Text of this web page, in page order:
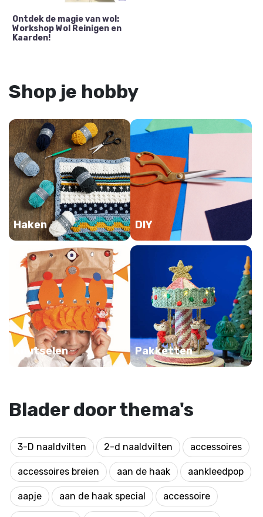
Ontdek de magie van wol:
Workshop Wol Reinigen en
Kaarden!
Shop je hobby
Haken DIY
Knutselen Pakketten
Blader door thema's
3-D naaldvilten 2-d naaldvilten accessoires
accessoires breien aan de haak aankleedpop
aapje aan de haak special accessoire